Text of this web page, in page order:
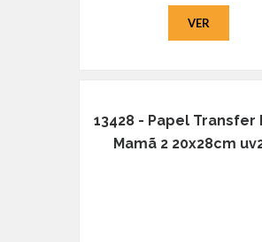
VER
13428 - Papel Transfer
Mamã 2 20x28cm